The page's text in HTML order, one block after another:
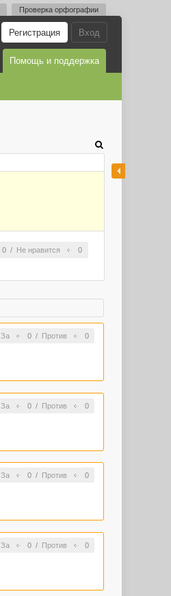
Проверка орфографии
Вход
Регистрация
Помощь и поддержка
0 / Не нравится 0
За 0/ Против 0
За 0/ Против 0
За 0/ Против 0
За 0/ Против 0